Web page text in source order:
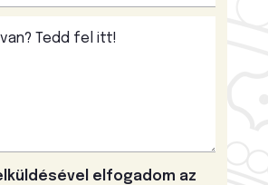
elfogadom az